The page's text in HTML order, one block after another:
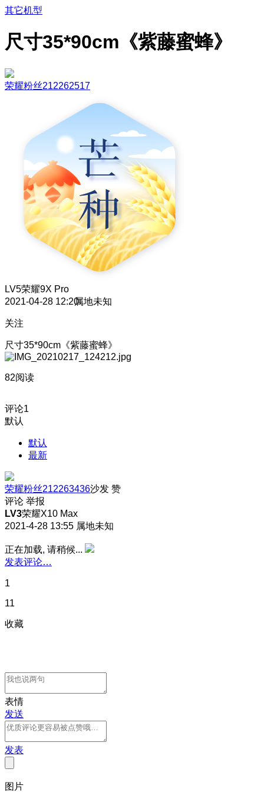
其它机型
尺寸35*90cm《紫藤蜜蜂》
荣耀粉丝212262517
LV5荣耀9X Pro
2021-04-28 12:20属地未知
关注
尺寸35*90cm《紫藤蜜蜂》
82阅读
评论1
默认
默认
最新
荣耀粉丝212263436沙发 赞
评论 举报
LV3荣耀X10 Max
2021-4-28 13:55 属地未知
正在加载, 请稍候...
发表评论…
1
11
收藏
表情
发送
发表
图片